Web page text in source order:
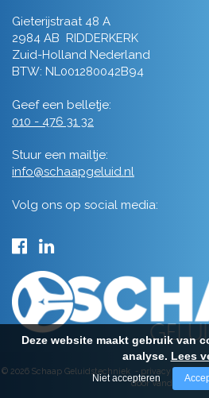
Gieterijstraat 48 A
2984 AB RIDDERKERK
Zuid-Holland Nederland
BTW: NL001280042B94
Geef een belletje:
010 - 476 31 32
Stuur een mailtje:
info@schaapgeluid.nl
Volg ons op social media:
© 2026 Schaap Geluidstechniek - privacy -
door Vanderperk
Deze website maakt gebruik van
analyse. Lees
Niet accepteren